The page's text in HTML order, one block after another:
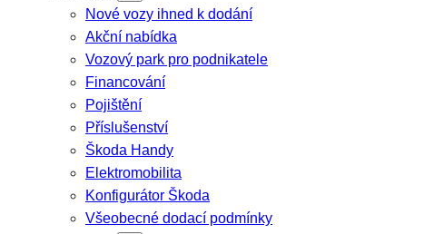
Nové vozy ihned k dodání
Akční nabídka
Vozový park pro podnikatele
Financování
Pojištění
Příslušenství
Škoda Handy
Elektromobilita
Konfigurátor Škoda
Všeobecné dodací podmínky